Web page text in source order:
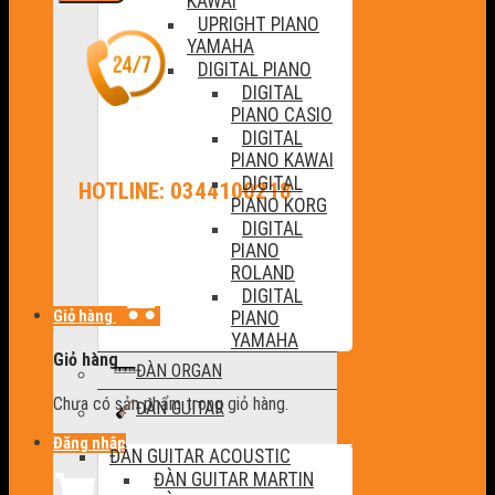
HOTLINE: 0344100218
Giỏ hàng
Giỏ hàng
Chưa có sản phẩm trong giỏ hàng.
Đăng nhập
UPRIGHT PIANO
YAMAHA
DIGITAL PIANO
DIGITAL
PIANO CASIO
DIGITAL
PIANO KAWAI
DIGITAL
PIANO KORG
DIGITAL
PIANO
ROLAND
DIGITAL
PIANO
YAMAHA
ĐÀN ORGAN
ĐÀN GUITAR
ĐÀN GUITAR ACOUSTIC
ĐÀN GUITAR MARTIN